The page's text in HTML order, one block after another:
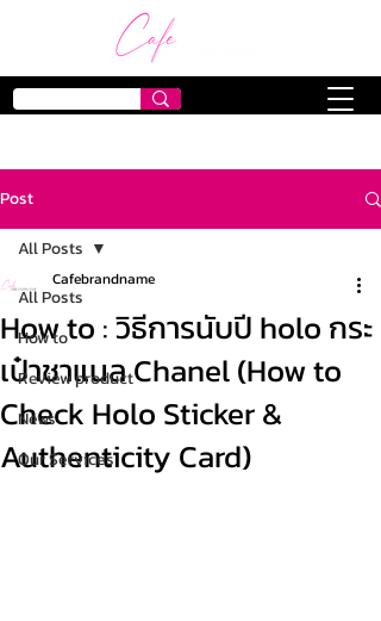
Post
All Posts
How to
Review product
News
Our Services
All Posts
How to : วิธีการนับปี holo กระ
เป๋าชาแนล Chanel (How to
Check Holo Sticker &
Authenticity Card)
Cafebrandname